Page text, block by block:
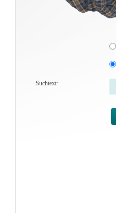
Suchtext: